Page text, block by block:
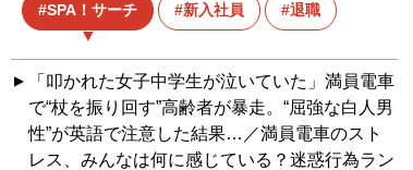
SPA！サーチ 新入社員 退職
「叩かれた女子中学生が泣いていた」満員電車
で“杖を振り回す”高齢者が暴走。“屈強な白人男
性”が英語で注意した結果…／満員電車のスト
レス、みんなは何に感じている？迷惑行為ラン